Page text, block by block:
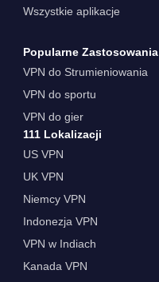
Wszystkie aplikacje
Popularne Zastosowania
VPN do Strumieniowania
VPN do sportu
VPN do gier
111 Lokalizacji
US VPN
UK VPN
Niemcy VPN
Indonezja VPN
VPN w Indiach
Kanada VPN